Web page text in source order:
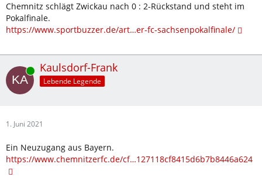
Chemnitz schlägt Zwickau nach 0 : 2-Rückstand und steht im
Pokalfinale.
https://www.sportbuzzer.de/art…er-fc-sachsenpokalfinale/
Online Kaulsdorf-Frank
Lebende Legende
1. Juni 2021
Ein Neuzugang aus Bayern.
https://www.chemnitzerfc.de/cf…127118cf8415d6b7b8446a624